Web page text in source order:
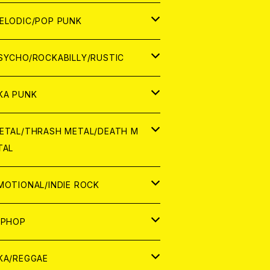
ログ
ログ
POP PUNK
ROCKABILLY/RUSTIC
PUNK
THRASH METAL/DEATH M
INDIE ROCK
REGGAE